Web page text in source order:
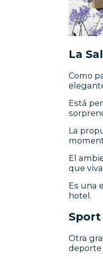
La
Como
Está
La
El
que
Es una
hotel.
Otra
deporte